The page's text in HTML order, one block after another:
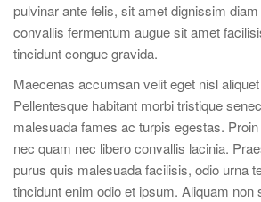
pulvinar ante felis, sit amet dignissim
convallis fermentum augue sit amet
tincidunt congue gravida.
Maecenas accumsan velit eget nisl
Pellentesque habitant morbi tristique
malesuada fames ac turpis egestas.
nec quam nec libero convallis lacinia.
purus quis malesuada facilisis, odio urna
tincidunt enim odio et ipsum. Aliquam non